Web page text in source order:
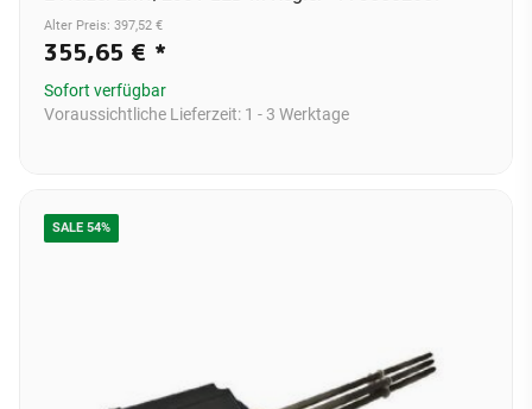
Alter Preis: 397,52 €
355,65 € *
Sofort verfügbar
Voraussichtliche Lieferzeit: 1 - 3 Werktage
SALE 54%